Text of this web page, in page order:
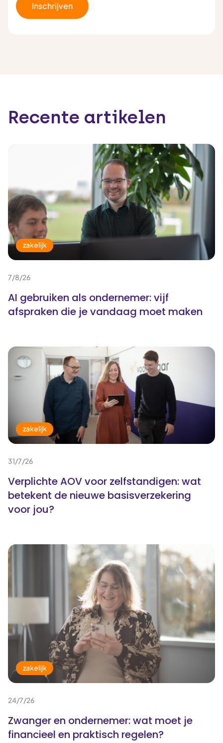
Recente artikelen
zakelijk
7/8/26
AI gebruiken als ondernemer: vijf
afspraken die je vandaag moet maken
zakelijk
31/7/26
Verplichte AOV voor zelfstandigen: wat
betekent de nieuwe basisverzekering
voor jou?
zakelijk
24/7/26
Zwanger en ondernemer: wat moet je
financieel en praktisch regelen?